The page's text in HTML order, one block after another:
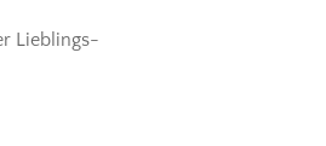
Lieblings-